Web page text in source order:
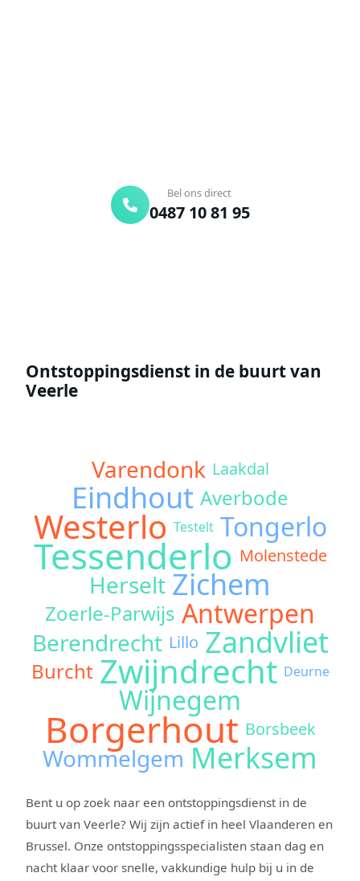
Bel ons direct
0487 10 81 95
Ontstoppingsdienst in de buurt van
Veerle
Varendonk Laakdal
Eindhout Averbode
Westerlo Testelt Tongerlo
Tessenderlo Molenstede
Herselt Zichem
Zoerle-Parwijs Antwerpen
Berendrecht Lillo Zandvliet
Burcht Zwijndrecht Deurne
Wijnegem
Borgerhout Borsbeek
Wommelgem Merksem
Bent u op zoek naar een ontstoppingsdienst in de
buurt van Veerle? Wij zijn actief in heel Vlaanderen en
Brussel. Onze ontstoppingsspecialisten staan dag en
nacht klaar voor snelle, vakkundige hulp bij u in de